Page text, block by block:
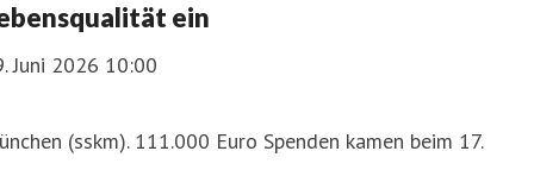
ein
Juni 2026 10:00
(sskm). 111.000 Euro Spenden kamen beim 17.